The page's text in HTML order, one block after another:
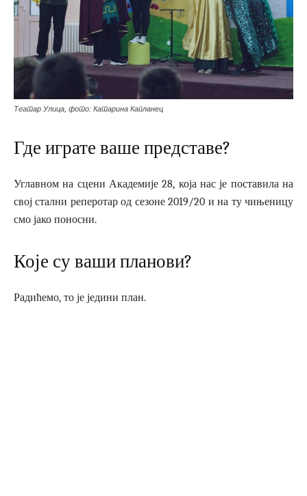
Театар Улица, фото: Катарина Капланец
Где играте ваше представе?
Углавном на сцени Академије 28, која нас је поставила на
свој стални реперотар од сезоне 2019/20 и на ту чињеницу
смо јако поносни.
Које су ваши планови?
Радићемо, то је једини план.